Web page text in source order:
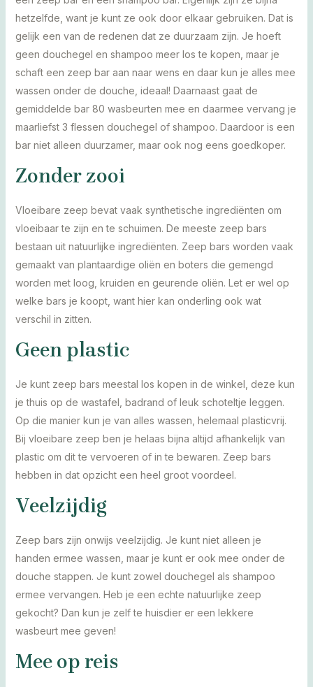
hetzelfde, want je kunt ze ook door elkaar gebruiken. Dat is
gelijk een van de redenen dat ze duurzaam zijn. Je hoeft
geen douchegel en shampoo meer los te kopen, maar je
schaft een zeep bar aan naar wens en daar kun je alles mee
wassen onder de douche, ideaal! Daarnaast gaat de
gemiddelde bar 80 wasbeurten mee en daarmee vervang je
maarliefst 3 flessen douchegel of shampoo. Daardoor is een
bar niet alleen duurzamer, maar ook nog eens goedkoper.
Zonder zooi
Vloeibare zeep bevat vaak synthetische ingrediënten om
vloeibaar te zijn en te schuimen. De meeste zeep bars
bestaan uit natuurlijke ingrediënten. Zeep bars worden vaak
gemaakt van plantaardige oliën en boters die gemengd
worden met loog, kruiden en geurende oliën. Let er wel op
welke bars je koopt, want hier kan onderling ook wat
verschil in zitten.
Geen plastic
Je kunt zeep bars meestal los kopen in de winkel, deze kun
je thuis op de wastafel, badrand of leuk schoteltje leggen.
Op die manier kun je van alles wassen, helemaal plasticvrij.
Bij vloeibare zeep ben je helaas bijna altijd afhankelijk van
plastic om dit te vervoeren of in te bewaren. Zeep bars
hebben in dat opzicht een heel groot voordeel.
Veelzijdig
Zeep bars zijn onwijs veelzijdig. Je kunt niet alleen je
handen ermee wassen, maar je kunt er ook mee onder de
douche stappen. Je kunt zowel douchegel als shampoo
ermee vervangen. Heb je een echte natuurlijke zeep
gekocht? Dan kun je zelf te huisdier er een lekkere
wasbeurt mee geven!
Mee op reis